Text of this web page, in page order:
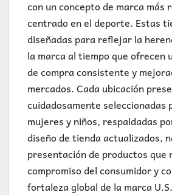
con un concepto de marca más
centrado en el deporte. Estas
diseñadas para reflejar la
la marca al tiempo que ofrecen
de compra consistente y
mercados. Cada ubicación
cuidadosamente seleccionadas
mujeres y niños, respaldadas
diseño de tienda actualizados,
presentación de productos que
compromiso del consumidor y
fortaleza global de la marca